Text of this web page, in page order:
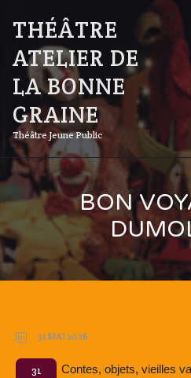
THÉÂTRE
ATELIER DE
LA BONNE
GRAINE
Théâtre Jeune Public
BON
31 MAI 2026
31
Contes, objets, vieilles